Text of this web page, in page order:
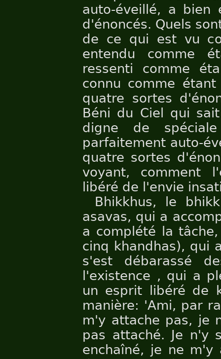
auto-éveillé, a bien
d'énoncés. Quels
de ce qui est vu
entendu comme
ressenti comme
connu comme
quatre sortes
Béni du Ciel qui
digne de
parfaitement auto-
quatre sortes
voyant, comment
libéré de l'envie
Bhikkhus, le
asavas, qui a
a complété la
cinq khandhas), qui
s'est débarassé
l'existence , qui a
un esprit libéré de
manière: 'Ami, par
m'y attache pas, je
pas attaché. Je n'y
enchaîné, je ne m'y